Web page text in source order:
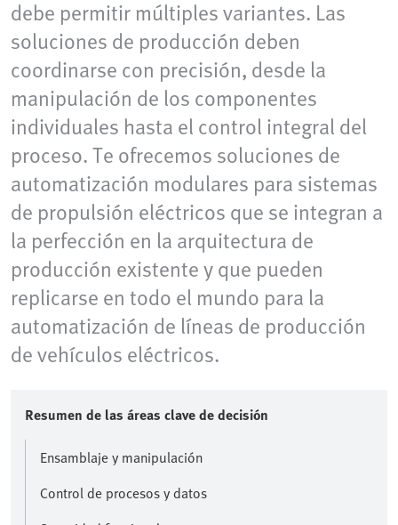
debe permitir múltiples variantes. Las
soluciones de producción deben
coordinarse con precisión, desde la
manipulación de los componentes
individuales hasta el control integral del
proceso. Te ofrecemos soluciones de
automatización modulares para sistemas
de propulsión eléctricos que se integran a
la perfección en la arquitectura de
producción existente y que pueden
replicarse en todo el mundo para la
automatización de líneas de producción
de vehículos eléctricos.
Resumen de las áreas clave de decisión
Ensamblaje y manipulación
Control de procesos y datos